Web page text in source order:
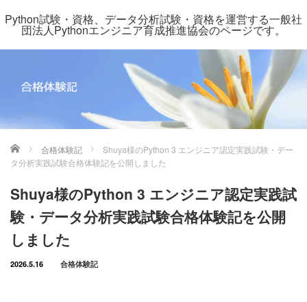
Python試験・資格、データ分析試験・資格を運営する一般社
団法人Pythonエンジニア育成推進協会のページです。
ホーム 合格体験記
Shuya様のPython 3 エンジニア認定実践試験・デー
タ分析実践試験合格体験記を公開しました
Shuya様のPython 3 エンジニア認定実践試
験・データ分析実践試験合格体験記を公開
しました
2026.5.16 合格体験記